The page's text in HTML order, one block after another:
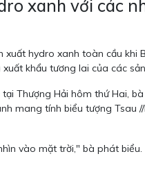
xanh với các
hydro xanh toàn cầu
khẩu tương lai của các
Thượng Hải hôm thứ Hai,
mang tính biểu tượng Tsau
vào mặt trời," bà phát